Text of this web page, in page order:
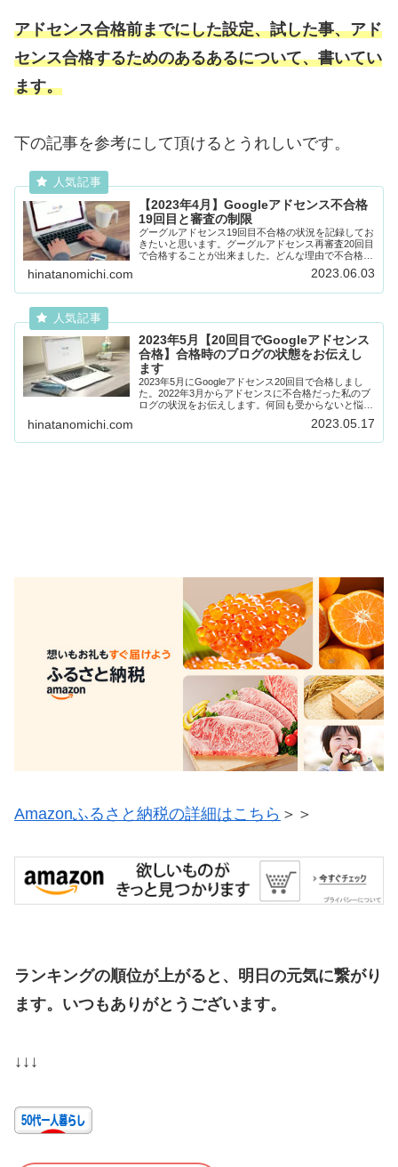
アドセンス合格前までにした設定、試した事、アド
センス合格するためのあるあるについて、書いてい
ます。
下の記事を参考にして頂けるとうれしいです。
【2023年4月】Googleアドセンス不合格
19回目と審査の制限
グーグルアドセンス19回目不合格の状況を記録してお
きたいと思います。グーグルアドセンス再審査20回目
で合格することが出来ました。どんな理由で不合格に
なるのか、理由を突きつめるには難しいです。
Googleアドセンスになかなか合格出来ないと悩ん...
hinatanomichi.com 2023.06.03
2023年5月【20回目でGoogleアドセンス
合格】合格時のブログの状態をお伝えし
ます
2023年5月にGoogleアドセンス20回目で合格しまし
た。2022年3月からアドセンスに不合格だった私のブ
ログの状況をお伝えします。何回も受からないと悩ん
hinatanomichi.com 2023.05.17
Amazonふるさと納税の詳細はこちら ＞＞
ランキングの順位が上がると、明日の元気に繋がり
ます。いつもありがとうございます。
↓↓↓